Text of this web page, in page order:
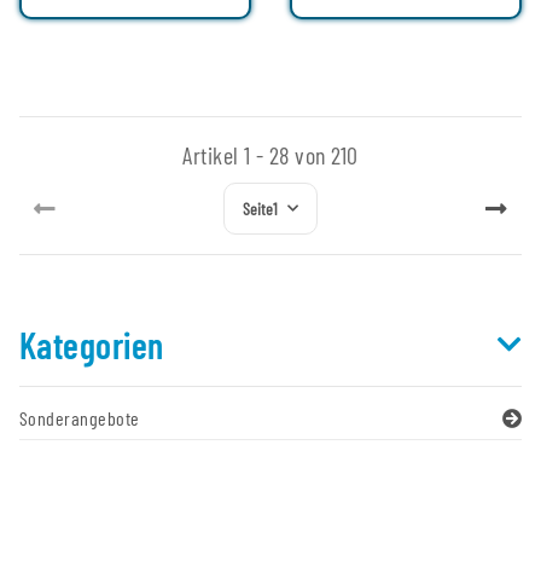
Artikel 1 - 28 von 210
Seite1
Kategorien
Sonderangebote